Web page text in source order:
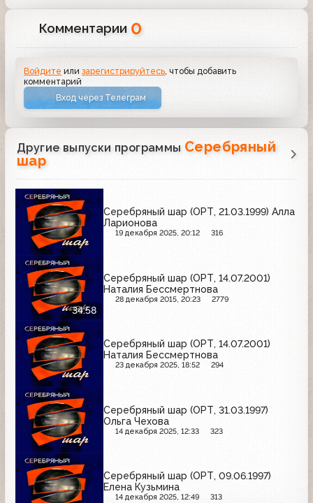
Комментарии 0
Войдите илизарегистрируйтесь , чтобы добавить
комментарий
Вход через Телеграм
Другие выпуски программы Серебряный
шар
Серебряный шар (ОРТ, 21.03.1999) Алла
Ларионова
19 декабря 2025, 20:12 316
34:58
Серебряный шар (ОРТ, 14.07.2001)
Наталия Бессмертнова
28 декабря 2015, 20:23 2779
Серебряный шар (ОРТ, 14.07.2001)
Наталия Бессмертнова
23 декабря 2025, 18:52 294
Серебряный шар (ОРТ, 31.03.1997)
Ольга Чехова
14 декабря 2025, 12:33 323
Серебряный шар (ОРТ, 09.06.1997)
Елена Кузьмина
14 декабря 2025, 12:49 313